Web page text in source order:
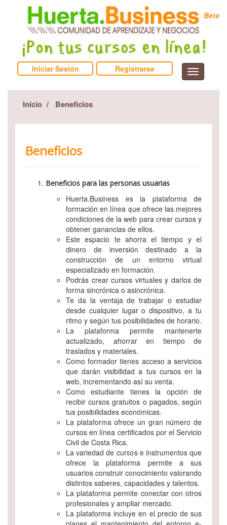
Beta
Registrarse
Iniciar Sesión
Inicio Beneficios
Beneficios
Beneficios para las personas usuarias
Huerta.Business es la plataforma de
formación en línea que ofrece las mejores
condiciones de la web para crear cursos y
obtener ganancias de ellos.
Este espacio te ahorra el tiempo y el
dinero de inversión destinado a la
construcción de un entorno virtual
especializado en formación.
Podrás crear cursos virtuales y darlos de
forma sincrónica o asincrónica.
Te da la ventaja de trabajar o estudiar
desde cualquier lugar o dispositivo, a tu
ritmo y según tus posibilidades de horario.
La plataforma permite mantenerte
actualizado, ahorrar en tiempo de
traslados y materiales.
Como formador tienes acceso a servicios
que darán visibilidad a tus cursos en la
web, incrementando así su venta.
Como estudiante tienes la opción de
recibir cursos gratuitos o pagados, según
tus posibilidades económicas.
La plataforma ofrece un gran número de
cursos en línea certificados por el Servicio
Civil de Costa Rica.
La variedad de cursos e instrumentos que
ofrece la plataforma permite a sus
usuarios construir conocimiento valorando
distintos saberes, capacidades y talentos.
La plataforma permite conectar con otros
profesionales y ampliar mercado.
La plataforma incluye en el precio de sus